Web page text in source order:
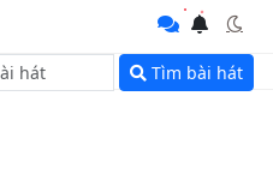
Tìm bài hát